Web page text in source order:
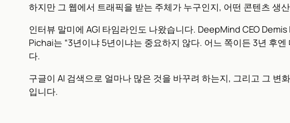
하지만 그 웹에서 트래픽을 받는 주체가 누구인지, 어떤 콘텐츠 생
인터뷰 말미에 AGI 타임라인도 나왔습니다. DeepMind CEO
Pichai는 “3년이냐 5년이냐는 중요하지 않다. 어느 쪽이든 3년 후
다.
구글이 AI 검색으로 얼마나 많은 것을 바꾸려 하는지, 그리고 그
입니다.